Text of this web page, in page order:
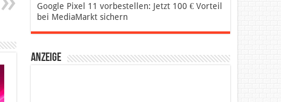
Google Pixel 11 vorbestellen: Jetzt 100 € Vorteil
bei MediaMarkt sichern
Anzeige